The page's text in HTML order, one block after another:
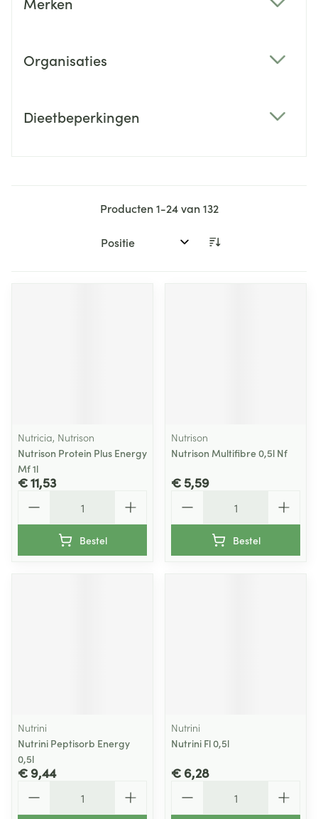
Organisaties
Dieetbeperkingen
Producten1-24van132
Sorteer op:
Nutricia, Nutrison
Nutrison Protein Plus Energy
Mf 1l
€ 11,53
Bestel
Nutrison
Nutrison Multifibre 0,5l Nf
€ 5,59
Bestel
Nutrini
Nutrini Peptisorb Energy
0,5l
€ 9,44
Nutrini
Nutrini Fl 0,5l
€ 6,28